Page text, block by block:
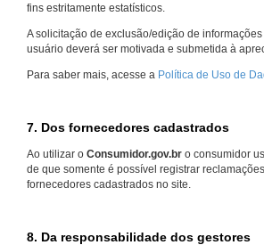
fins estritamente estatísticos.
A solicitação de exclusão/edição de
usuário deverá ser motivada e submetida à
Para saber mais, acesse a Política de Uso de
7. Dos fornecedores cadastrados
Ao utilizar o Consumidor.gov.br o consumidor
de que somente é possível registrar
fornecedores cadastrados no site.
8. Da responsabilidade dos gestores